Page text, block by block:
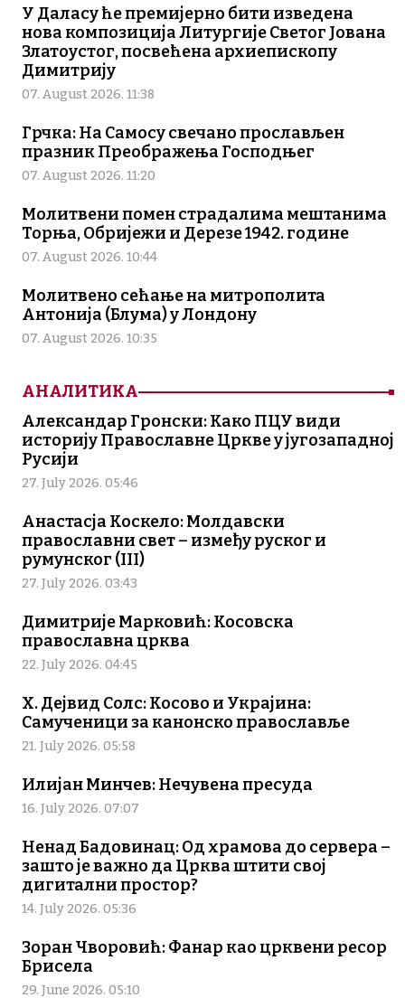
У Даласу ће премијерно бити изведена
нова композиција Литургије Светог Јована
Златоустог, посвећена архиепископу
Димитрију
07. August 2026. 11:38
Грчка: На Самосу свечано прослављен
празник Преображења Господњег
07. August 2026. 11:20
Молитвени помен страдалима мештанима
Торња, Обријежи и Дерезе 1942. године
07. August 2026. 10:44
Молитвено сећање на митрополита
Антонија (Блума) у Лондону
07. August 2026. 10:35
АНАЛИТИКА
Александар Гронски: Како ПЦУ види
историју Православне Цркве у југозападној
Русији
27. July 2026. 05:46
Анастасја Коскело: Молдавски
православни свет – између руског и
румунског (III)
27. July 2026. 03:43
Димитрије Марковић: Косовска
православна црква
22. July 2026. 04:45
Х. Дејвид Солс: Косово и Украјина:
Самученици за канонско православље
21. July 2026. 05:58
Илијан Минчев: Нечувена пресуда
16. July 2026. 07:07
Ненад Бадовинац: Од храмова до сервера –
зашто је важно да Црква штити свој
дигитални простор?
14. July 2026. 05:36
Зоран Чворовић: Фанар као црквени ресор
Брисела
29. June 2026. 05:10